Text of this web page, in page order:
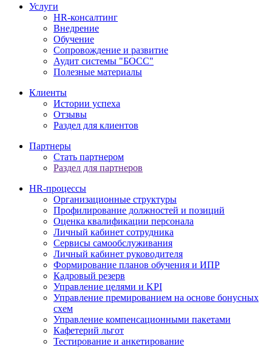
Услуги
HR-консалтинг
Внедрение
Обучение
Сопровождение и развитие
Аудит системы "БОСС"
Полезные материалы
Клиенты
Истории успеха
Отзывы
Раздел для клиентов
Партнеры
Стать партнером
Раздел для партнеров
HR-процессы
Организационные структуры
Профилирование должностей и позиций
Оценка квалификации персонала
Личный кабинет сотрудника
Сервисы самообслуживания
Личный кабинет руководителя
Формирование планов обучения и ИПР
Кадровый резерв
Управление целями и KPI
Управление премированием на основе бонусных
схем
Управление компенсационными пакетами
Кафетерий льгот
Тестирование и анкетирование